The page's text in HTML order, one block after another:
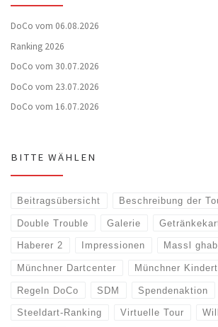
DoCo vom 06.08.2026
Ranking 2026
DoCo vom 30.07.2026
DoCo vom 23.07.2026
DoCo vom 16.07.2026
BITTE WÄHLEN
Beitragsübersicht Beschreibung der
Double Trouble Galerie
Haberer 2 Impressionen Massl
Münchner Dartcenter Münchner
Regeln DoCo SDM Spendenaktion
Steeldart-Ranking Virtuelle Tour